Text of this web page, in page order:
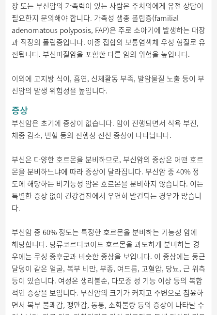
장 또는 부신암의 가족력이 있는 사람은 주치의에게 유전 상담이
필요한지 문의해야 합니다. 가족성 샘종 폴립증(familial
adenomatous polyposis, FAP)은 주로 소아기에 발생하는 대장
과 직장의 폴립증입니다. 이종 접합의 보통염색체 우성 형질로 유
전됩니다. 부신피질암을 포함한 다른 암의 위험을 높입니다.
이외에 고지방 식이, 흡연, 신체활동 부족, 발암물질 노출 등이 부
신암의 발생 위험성을 높입니다.
증상
부신암은 초기에 증상이 없습니다. 암이 진행되면서 식욕 부진,
체중 감소, 빈혈 등의 진행성 전신 증상이 나타납니다.
부신은 다양한 호르몬을 분비하므로, 부신암의 증상은 어떤 호르
몬을 분비하느냐에 따라 증상이 달라집니다. 부신암 중 40% 정
도에 해당하는 비기능성 암은 호르몬을 분비하지 않습니다. 이는
특별한 증상 없이 건강검진에서 우연히 발견되는 경우가 많습니
다.
부신암 중 60% 정도는 특정한 호르몬을 분비하는 기능성 암에
해당합니다. 당류코르티코이드 호르몬을 과도하게 분비하는 경
우에는 쿠싱 증후군과 비슷한 증상을 보입니다. 이 증상에는 둥근
달덩이 같은 얼굴, 복부 비만, 부종, 여드름, 고혈압, 당뇨, 근 위측
등이 있습니다. 여성은 생리불순, 다모증 성 기능 이상 등의 복합
적인 증상을 보입니다. 부신암의 크기가 커지고 주변으로 침윤하
면서 복부 불쾌감, 팽만감, 동통, 소화불량 등의 증상이 나타날 수